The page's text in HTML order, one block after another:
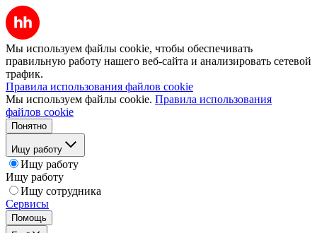
Мы используем файлы cookie, чтобы обеспечивать
правильную работу нашего веб-сайта и анализировать сетевой
трафик.
Правила использования файлов cookie
Мы используем файлы cookie. Правила использования
файлов cookie
Понятно
Ищу работу
Ищу работу
Ищу работу
Ищу сотрудника
Сервисы
Помощь